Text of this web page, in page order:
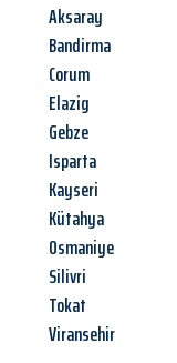
Aksaray
Bandirma
Corum
Elazig
Gebze
Isparta
Kayseri
Kütahya
Osmaniye
Silivri
Tokat
Viransehir